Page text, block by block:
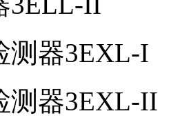
测器3EXL-I
测器3EXL-II